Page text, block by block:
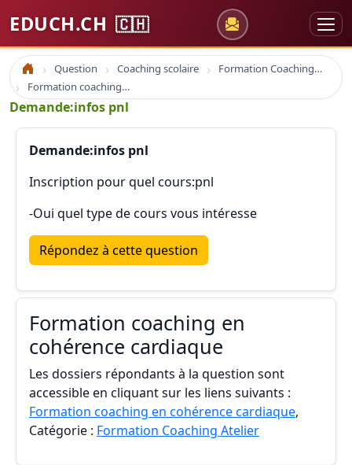
EDUCH.CH 🇨🇭
Accueil Question Coaching scolaire
Formation Coaching Atelier
Formation coaching en cohérence cardiaque
Demande:infos pnl
Demande:infos pnl
Inscription pour quel cours:pnl
-Oui quel type de cours vous intéresse
Répondez à cette question
Formation coaching en
cohérence cardiaque
Les dossiers répondants à la question sont
accessible en cliquant sur les liens suivants :
Formation coaching en cohérence cardiaque,
Catégorie : Formation Coaching Atelier